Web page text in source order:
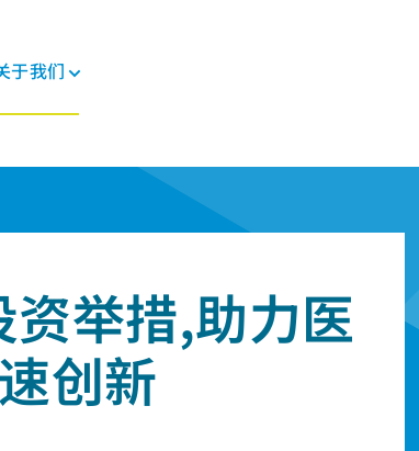
PEEK部件
复合材料解决方案
齿轮解决方案
管材解决方案
电子
家用电器
医疗
植入物
非植入物
法规
MSDS
于我们
举措,助力医
创新